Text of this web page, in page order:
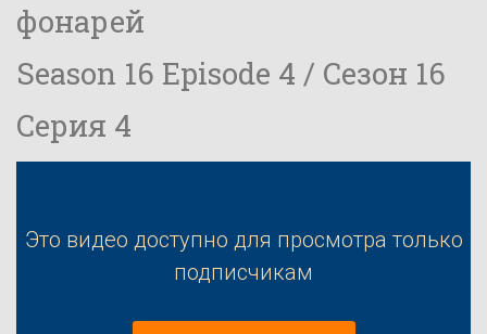
фонарей
Season 16 Episode 4 / Сезон 16
Серия 4
Это видео доступно для просмотра только
подписчикам